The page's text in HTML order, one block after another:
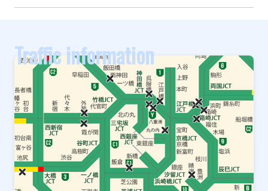
Traffic information